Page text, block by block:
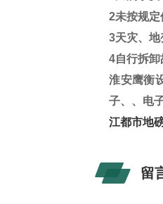
2未按规
3天灾、
4自行拆
淮安鹰衡
子、、电
江都市地
留